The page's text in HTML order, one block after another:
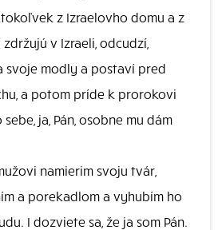
z Izraelovho domu a z
v Izraeli, odcudzí,
svoje modly a postaví pred
a potom príde k prorokovi
ja, Pán, osobne mu dám
namierim svoju tvár,
a porekadlom a vyhubím ho
I dozviete sa, že ja som Pán.